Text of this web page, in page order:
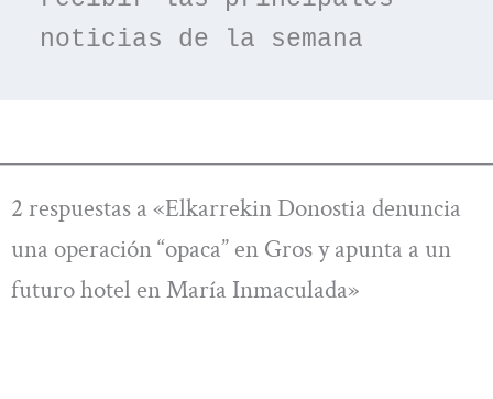
noticias de la semana
2 respuestas a «Elkarrekin Donostia denuncia
una operación “opaca” en Gros y apunta a un
futuro hotel en María Inmaculada»